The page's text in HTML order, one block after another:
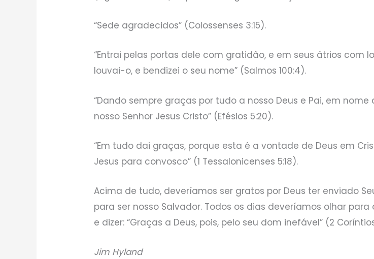
“Sede agradecidos” (Colossenses 3:15).
“Entrai pelas portas dele com gratidão, e em seus átrios com
louvai-o, e bendizei o seu nome” (Salmos 100:4).
“Dando sempre graças por tudo a nosso Deus e Pai, em nome
nosso Senhor Jesus Cristo” (Efésios 5:20).
“Em tudo dai graças, porque esta é a vontade de Deus em
Jesus para convosco” (1 Tessalonicenses 5:18).
Acima de tudo, deveríamos ser gratos por Deus ter enviado
para ser nosso Salvador. Todos os dias deveríamos olhar para
e dizer: “Graças a Deus, pois, pelo seu dom inefável” (2
Jim Hyland